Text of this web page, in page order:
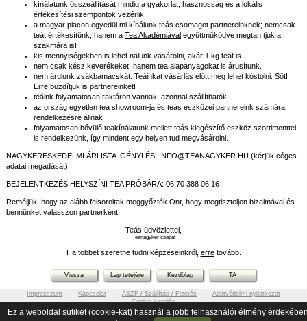
kínálatunk összeállítását mindig a gyakorlat, hasznosság és a lokális
értékesítési szempontok vezérlik.
a magyar piacon egyedül mi kínálunk teás csomagot partnereinknek; nemcsak
teát értékesítünk, hanem a Tea Akadémiávalegyüttműködve megtanítjuk a
szakmára is!
kis mennyiségekben is lehet nálunk vásárolni, akár 1 kg teát is.
nem csak kész keverékeket, hanem tea alapanyagokat is árusítunk.
nem árulunk zsákbamacskát. Teáinkat vásárlás előtt meg lehet kóstolni. Sőt!
Erre buzdítjuk is partnereinket!
teáink folyamatosan raktáron vannak, azonnal szállíthatók
az ország egyetlen tea showroom-ja és teás eszközei partnereink számára
rendelkezésre állnak
folyamatosan bővülő teakínálatunk mellett teás kiegészítő eszköz szortimenttel
is rendelkezünk, így mindent egy helyen tud megvásárolni.
NAGYKERESKEDELMI ÁRLISTA IGÉNYLÉS: INFO@TEANAGYKER.HU (kérjük céges
adatai megadását)
BEJELENTKEZÉS HELYSZÍNI TEA PRÓBÁRA: 06 70 388 06 16
Reméljük, hogy az alább felsoroltak meggyőzték Önt, hogy megtiszteljen bizalmával és
bennünket válasszon partnerként.
Teás üdvözlettel,
Teanagyker csapat
Ha többet szeretne tudni képzéseinkről, erretovább.
Vissza Lap tetejére Kezdőlap TA
Impresszum Kapcsolat ÁSZF / Szállítás / Fizetés
Adatvédelmi nyilatkozat
Cookie kezelés
© Tea Mundus Kft 2026
Ez a weboldal sütiket (cookie-kat) használ a jobb felhasználói élmény